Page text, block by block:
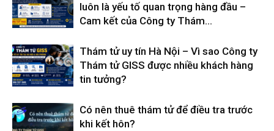
luôn là yếu tố quan trọng hàng đầu –
Cam kết của Công ty Thám...
Thám tử uy tín Hà Nội – Vì sao Công ty
Thám tử GISS được nhiều khách hàng
tin tưởng?
Có nên thuê thám tử để điều tra trước
khi kết hôn?